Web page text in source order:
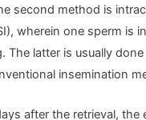
second method is
wherein one sperm is
The latter is usually
insemination
after the retrieval, the